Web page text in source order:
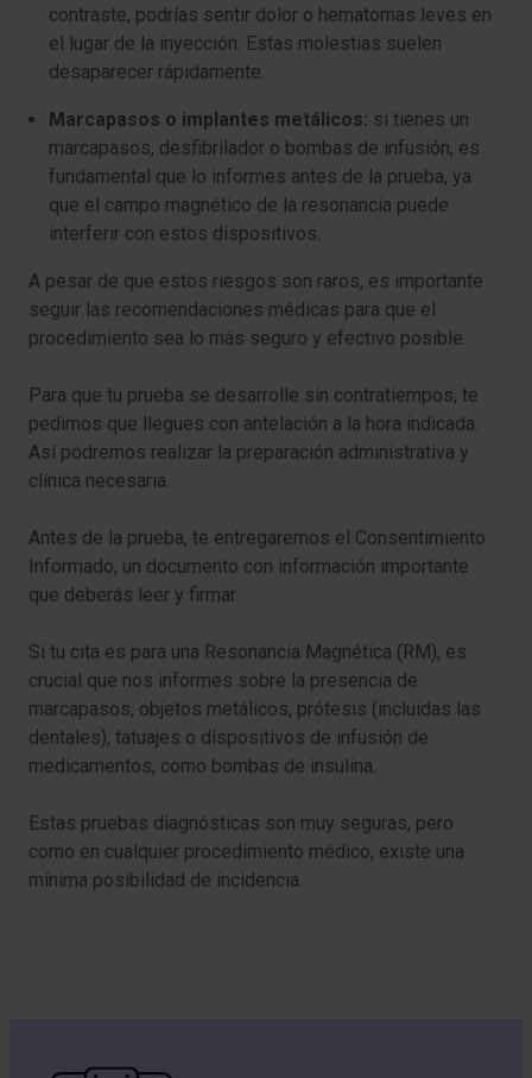
contraste, podrías sentir dolor o hematomas leves en
el lugar de la inyección. Estas molestias suelen
desaparecer rápidamente.
Marcapasos o implantes metálicos: si tienes un
marcapasos, desfibrilador o bombas de infusión, es
fundamental que lo informes antes de la prueba, ya
que el campo magnético de la resonancia puede
interferir con estos dispositivos.
A pesar de que estos riesgos son raros, es importante
seguir las recomendaciones médicas para que el
procedimiento sea lo más seguro y efectivo posible.
Para que tu prueba se desarrolle sin contratiempos, te
pedimos que llegues con antelación a la hora indicada.
Así podremos realizar la preparación administrativa y
clínica necesaria.
Antes de la prueba, te entregaremos el Consentimiento
Informado, un documento con información importante
que deberás leer y firmar.
Si tu cita es para una Resonancia Magnética (RM), es
crucial que nos informes sobre la presencia de
marcapasos, objetos metálicos, prótesis (incluidas las
dentales), tatuajes o dispositivos de infusión de
medicamentos, como bombas de insulina.
Estas pruebas diagnósticas son muy seguras, pero
como en cualquier procedimiento médico, existe una
mínima posibilidad de incidencia.